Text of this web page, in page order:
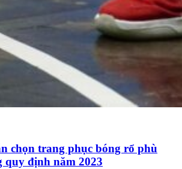
chọn trang phục bóng rổ phù
quy định năm 2023